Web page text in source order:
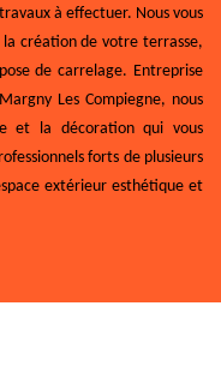
à effectuer. Nous vous
création de votre terrasse,
de carrelage. Entreprise
Les Compiegne, nous
et la décoration qui vous
forts de plusieurs
extérieur esthétique et